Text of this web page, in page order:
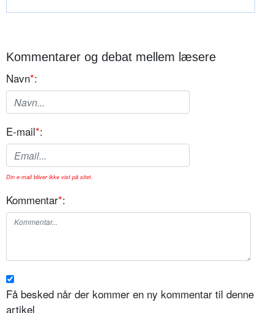
Kommentarer og debat mellem læsere
Navn*:
E-mail*:
Din e-mail bliver ikke vist på sitet.
Kommentar*:
Få besked når der kommer en ny kommentar til denne
artikel